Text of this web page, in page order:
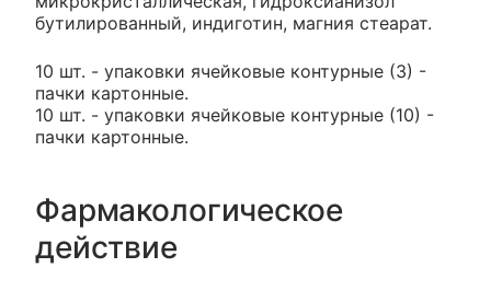
бутилированный, индиготин, магния стеарат.
10 шт. - упаковки ячейковые контурные (3) -
пачки картонные.
10 шт. - упаковки ячейковые контурные (10) -
пачки картонные.
Фармакологическое
действие